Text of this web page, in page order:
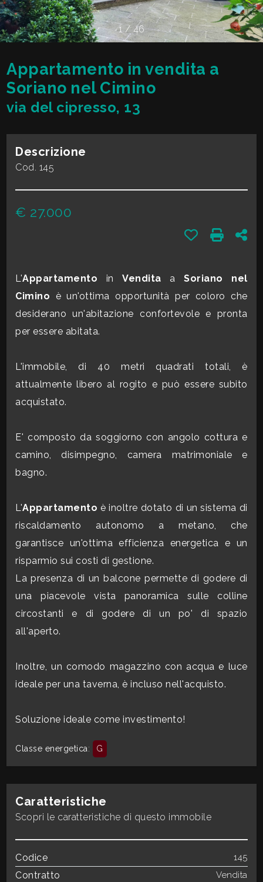
1 / 46
Appartamento in vendita a
Soriano nel Cimino
via del cipresso, 13
Descrizione
Cod. 145
€ 27.000
Stampa:
Preferiti: Cod.
L'Appartamento inVendita aSoriano nel
Cimino è un'ottima opportunità per coloro che
desiderano un'abitazione confortevole e pronta
per essere abitata.
L'immobile, di 40 metri quadrati totali, è
attualmente libero al rogito e può essere subito
acquistato.
E' composto da soggiorno con angolo cottura e
camino, disimpegno, camera matrimoniale e
bagno.
L'Appartamento è inoltre dotato di un sistema di
riscaldamento autonomo a metano, che
garantisce un'ottima efficienza energetica e un
risparmio sui costi di gestione.
La presenza di un balcone permette di godere di
una piacevole vista panoramica sulle colline
circostanti e di godere di un po' di spazio
all'aperto.
Inoltre, un comodo magazzino con acqua e luce
ideale per una taverna, è incluso nell'acquisto.
Soluzione ideale come investimento!
Classe energetica: G
Caratteristiche
Scopri le caratteristiche di questo immobile
Codice 145
Contratto Vendita
VALE
LA
CASA?
DIVENTA
SEGNALATORE
CON
CONTATTI
Provincia
Comune
Tipologia
Commerciali
Industriali
Terreni
Prezzo
Totale
Qualsiasi
1
5